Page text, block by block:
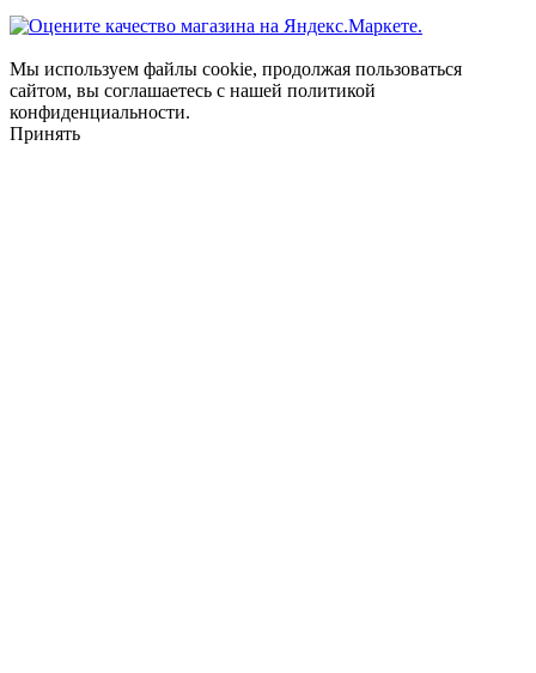
Мы используем файлы cookie, продолжая пользоваться
сайтом, вы соглашаетесь с нашей политикой
конфиденциальности.
Принять